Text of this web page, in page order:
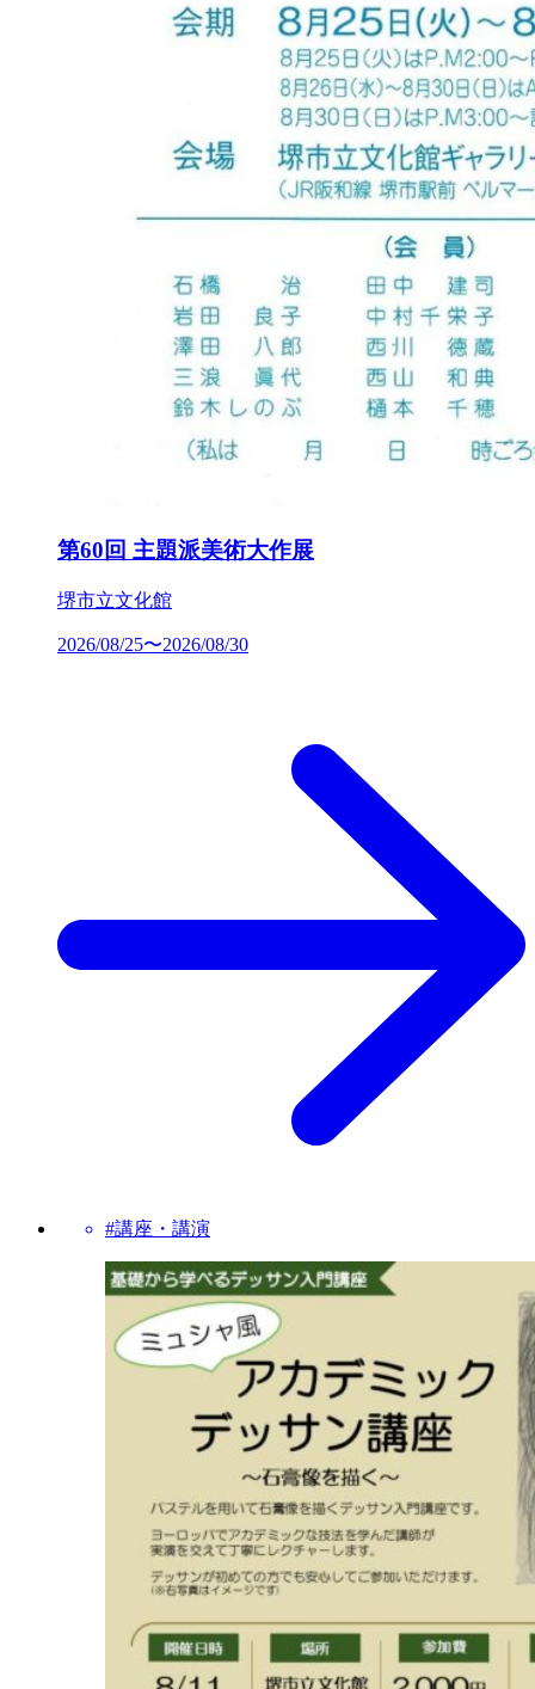
第60回 主題派美術大作展
堺市立文化館
2026/08/25〜2026/08/30
#講座・講演